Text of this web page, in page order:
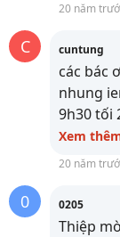
20 năm
C cuntung
các bác
nhung
9h30 tối
Xem
20 năm
0 0205
Thiệp